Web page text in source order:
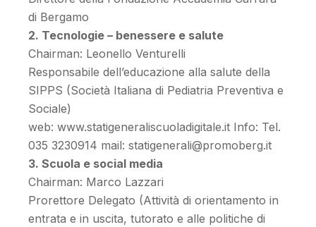
di Bergamo
2. Tecnologie – benessere e salute
Chairman: Leonello Venturelli
Responsabile dell’educazione alla salute della
SIPPS (Società Italiana di Pediatria Preventiva e
Sociale)
web: www.statigeneraliscuoladigitale.it Info: Tel.
035 3230914 mail: statigenerali@promoberg.it
3. Scuola e social media
Chairman: Marco Lazzari
Prorettore Delegato (Attività di orientamento in
entrata e in uscita, tutorato e alle politiche di